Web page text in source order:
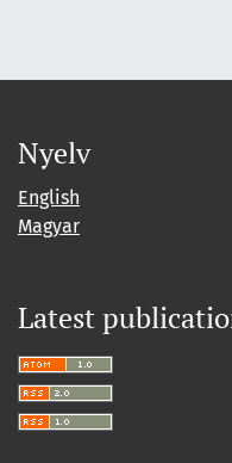
Nyelv
English
Magyar
Latest